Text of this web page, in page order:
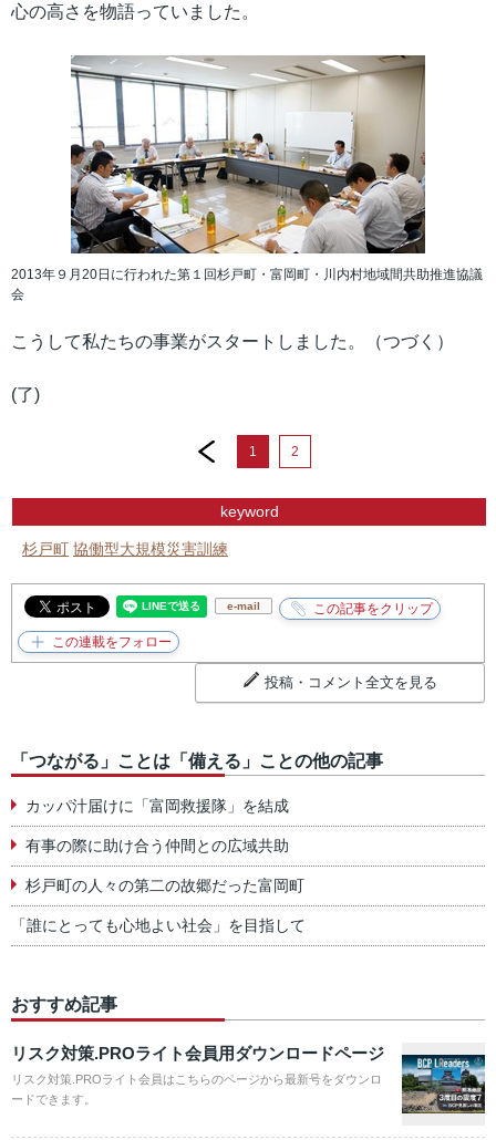
心の高さを物語っていました。
2013年９月20日に行われた第１回杉戸町・富岡町・川内村地域間共助推進協議
会
こうして私たちの事業がスタートしました。（つづく）
(了)
prev
1 2
keyword
杉戸町 協働型大規模災害訓練
e-mail
投稿・コメント全文を見る
「つながる」ことは「備える」ことの他の記事
カッパ汁届けに「富岡救援隊」を結成
有事の際に助け合う仲間との広域共助
杉戸町の人々の第二の故郷だった富岡町
「誰にとっても心地よい社会」を目指して
おすすめ記事
リスク対策.PROライト会員用ダウンロードページ
リスク対策.PROライト会員はこちらのページから最新号をダウンロ
ードできます。